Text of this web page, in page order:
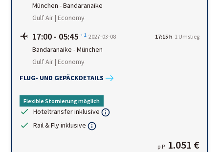
München -Bandaranaike
Gulf Air | Economy
17:00 - 05:45 +1 2027-03-08 17:15 h 1 Umstieg
Bandaranaike -München
Gulf Air | Economy
FLUG- UND GEPÄCKDETAILS
Flexible Stornierung möglich
Hoteltransfer inklusive
Rail & Fly inklusive
p.P. 1.051 €